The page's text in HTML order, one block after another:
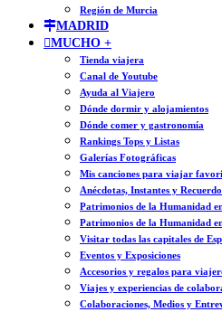
Región de Murcia
MADRID
MUCHO +
Tienda viajera
Canal de Youtube
Ayuda al Viajero
Dónde dormir y alojamientos
Dónde comer y gastronomía
Rankings Tops y Listas
Galerías Fotográficas
Mis canciones para viajar
Anécdotas, Instantes y
Patrimonios de la Humanidad
Patrimonios de la Humanidad
Visitar todas las capitales de
Eventos y Exposiciones
Accesorios y regalos para
Viajes y experiencias de
Colaboraciones, Medios y